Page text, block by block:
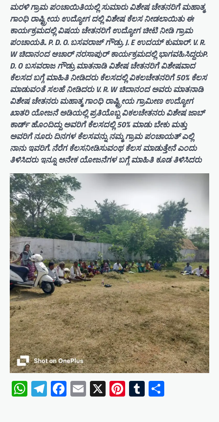
ಮರಳಿ ಗ್ರಾಮ ಪಂಚಾಯಿತಿಯಲ್ಲಿ ಸುಮಾರು ವಿಶೇಷ ಚೇತನರಿಗೆ ಮಹಾತ್ಮ
ಗಾಂಧಿ ರಾಷ್ಟ್ರೀಯ ಉದ್ಯೋಗ ದಲ್ಲಿ ವಿಶೇಷ ಕೆಲಸ ನೀಡಲಾಯಿತು ಈ
ಕಾರ್ಯಕ್ರಮದಲ್ಲಿ ವಿಷಯ ಚೇತನರಿಗೆ ಉದ್ಯೋಗ ಚೀಟಿ ನೀಡಿ ಗ್ರಾಮ
ಪಂಚಾಯತಿ.. P. D. O. ಬಸವರಾಜ್ ಗೌಡ್ರು. J. E ಉದಯ್ ಕುಮಾರ್. V. R.
W ಚಿದಾನಂದ ಆಚಾರ್ ನರಸಾಪುರ್ ಕಾರ್ಯಕ್ರಮದಲ್ಲಿ ಭಾಗವಹಿಸಿದ್ದರುP.
D. O ಬಸವರಾಜ ಗೌಡ್ರು ಮಾತನಾಡಿ ವಿಶೇಷ ಚೇತನರಿಗೆ ವಿಶೇಷವಾದ
ಕೆಲಸದ ಬಗ್ಗೆ ಮಾಹಿತಿ ನೀಡಿದರು ಕೆಲಸದಲ್ಲಿ ವಿಕಲಚೇತನರಿಗೆ 50% ಕೆಲಸ
ಮಾಡುವಂತೆ ಸಲಹೆ ನೀಡಿದರು V. R. W ಚಿದಾನಂದ ಅವರು ಮಾತನಾಡಿ
ವಿಶೇಷ ಚೇತನರು ಮಹಾತ್ಮ ಗಾಂಧಿ ರಾಷ್ಟ್ರೀಯ ಗ್ರಾಮೀಣ ಉದ್ಯೋಗ
ಖಾತರಿ ಯೋಜನೆ ಅಡಿಯಲ್ಲಿ ಪ್ರತಿಯೊಬ್ಬ ವಿಕಲಚೇತನರು ವಿಶೇಷ ಜಾಬ್
ಕಾರ್ಡ್ ಹೊಂದಿದ್ದು ಅವರಿಗೆ ಕೆಲಸದಲ್ಲಿ 50% ಮಾಡು ಬೇಕು ಮತ್ತು
ಅವರಿಗೆ ನೂರು ದಿನಗಳ ಕೆಲಸವನ್ನು ನಮ್ಮ ಗ್ರಾಮ ಪಂಚಾಯತ್ ಎಲ್ಲಿ
ನಾನು ಇವರಿಗೆ. ನೆರೆಗ ಕೆಲಸನೀಡಿಸುವಂಥ ಕೆಲಸ ಮಾಡುತ್ತೇನೆ ಎಂದು
ತಿಳಿಸಿದರು ಇನ್ನೂ ಅನೇಕ ಯೋಜನೆಗಳ ಬಗ್ಗೆ ಮಾಹಿತಿ ಕೂಡ ತಿಳಿಸಿದರು
WhatsApp
Telegram
Facebook
Email
X Pinterest
Tumblr